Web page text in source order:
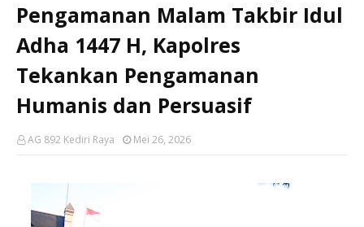
Pengamanan Malam Takbir Idul
Adha 1447 H, Kapolres
Tekankan Pengamanan
Humanis dan Persuasif
AG 892 Kediri Raya Mei 26, 2026